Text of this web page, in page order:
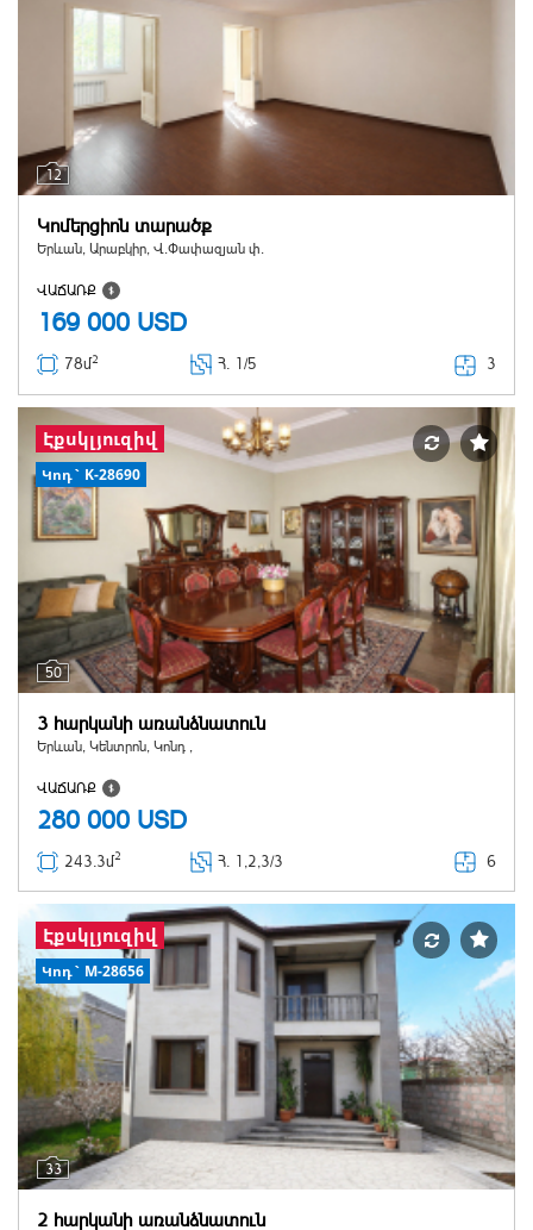
12
Կոմերցիոն տարածք
Երևան, Արաբկիր, Վ.Փափազյան փ.
ՎԱՃԱՌՔ
169 000 USD
78մ2 Հ. 1/5 3
50
Կոդ` K-28690
Էքսկլյուզիվ
3 հարկանի առանձնատուն
Երևան, Կենտրոն, Կոնդ ,
ՎԱՃԱՌՔ
280 000 USD
243.3մ2 Հ. 1,2,3/3 6
33
Կոդ` M-28656
Էքսկլյուզիվ
2 հարկանի առանձնատուն